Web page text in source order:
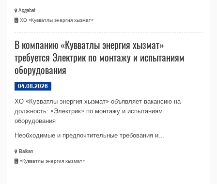
Aşgabat
ХО «Кувватлы энергия хызмат»
В компанию «Кувватлы энергия хызмат»
требуется Электрик по монтажу и испытаниям
оборудования
04.08.2026
ХО «Кувватлы энергия хызмат» объявляет вакансию на
должность: «Электрик» по монтажу и испытаниям
оборудования
Необходимые и предпочтительные требования и...
Balkan
«Кувватлы энергия хызмат»